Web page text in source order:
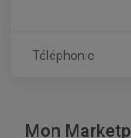
Téléphonie
Mon